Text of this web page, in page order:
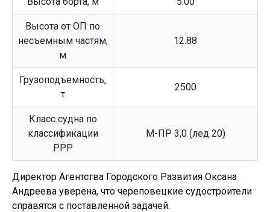
Высота от ОП по
несъемным частям,
м
12.88
Грузоподъемность,
т
2500
Класс судна по
классификации
РРР
М-ПР 3,0 (лед 20)
Директор Агентства Городского Развития Оксана
Андреева уверена, что череповецкие судостроители
справятся с поставленной задачей.